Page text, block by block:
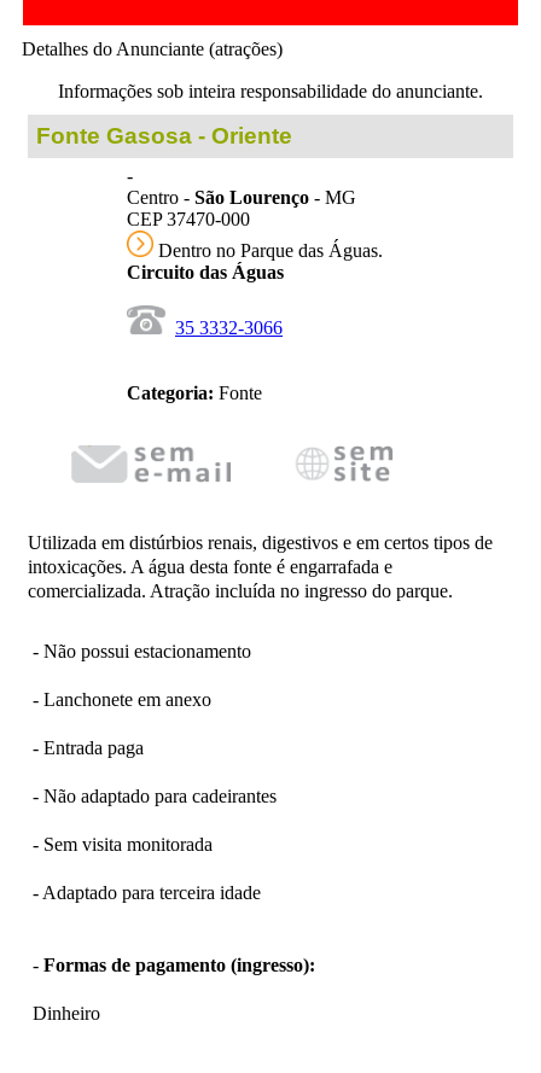
Detalhes do Anunciante (atrações)
Informações sob inteira responsabilidade do anunciante.
Fonte Gasosa - Oriente
-
Centro - São Lourenço - MG
CEP 37470-000
Dentro no Parque das Águas.
Circuito das Águas
35 3332-3066
Categoria: Fonte
Utilizada em distúrbios renais, digestivos e em certos tipos de
intoxicações. A água desta fonte é engarrafada e
comercializada. Atração incluída no ingresso do parque.
- Não possui estacionamento
- Lanchonete em anexo
- Entrada paga
- Não adaptado para cadeirantes
- Sem visita monitorada
- Adaptado para terceira idade
- Formas de pagamento (ingresso):
Dinheiro